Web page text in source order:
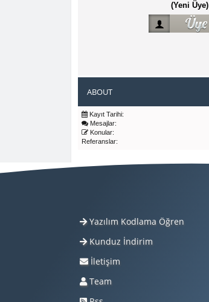
(Yeni Üye)
ABOUT
Kayıt Tarihi:
Mesajlar:
Konular:
Referanslar:
Yazılım Kodlama Öğren
Kunduz İndirim
İletişim
Team